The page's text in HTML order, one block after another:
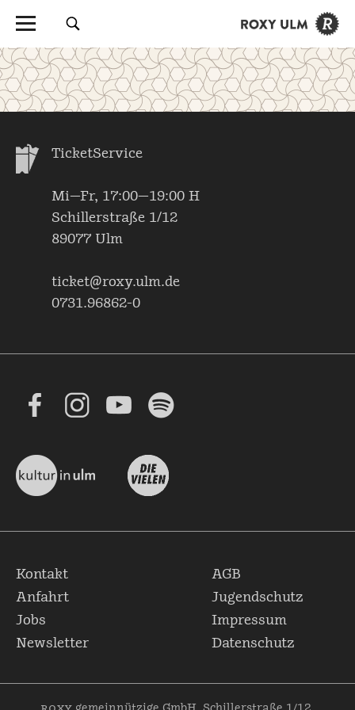
TicketService
Mi—Fr, 17:00—19:00 H
Schillerstraße 1/12
89077 Ulm
ticket@roxy.ulm.de
0731.96862-0
Kontakt
Anfahrt
Jobs
Newsletter
AGB
Jugendschutz
Impressum
Datenschutz
roxy gemeinnützige GmbH, Schillerstraße 1/12,